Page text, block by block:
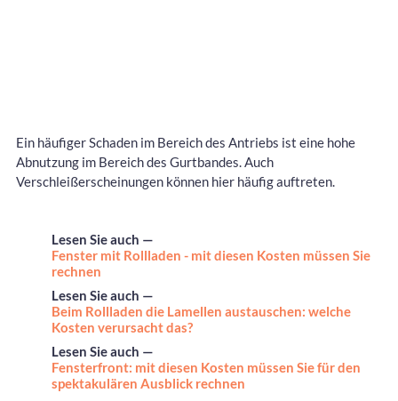
Ein häufiger Schaden im Bereich des Antriebs ist eine hohe
Abnutzung im Bereich des Gurtbandes. Auch
Verschleißerscheinungen können hier häufig auftreten.
Lesen Sie auch —
Fenster mit Rollladen - mit diesen Kosten müssen Sie
rechnen
Lesen Sie auch —
Beim Rollladen die Lamellen austauschen: welche
Kosten verursacht das?
Lesen Sie auch —
Fensterfront: mit diesen Kosten müssen Sie für den
spektakulären Ausblick rechnen